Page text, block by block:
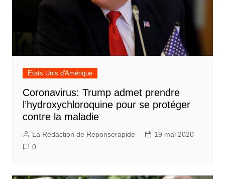
Etats Unis d'Amérique
Coronavirus: Trump admet prendre
l’hydroxychloroquine pour se protéger
contre la maladie
La Rédaction de Reponserapide
19 mai 2020
0